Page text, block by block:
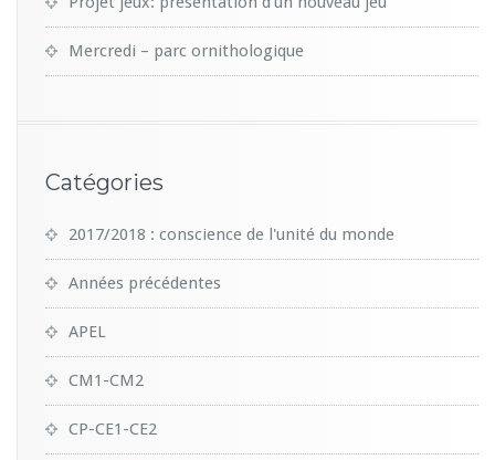
Mercredi – parc ornithologique
Catégories
2017/2018 : conscience de l'unité du monde
Années précédentes
APEL
CM1-CM2
CP-CE1-CE2